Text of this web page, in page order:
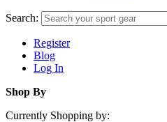
Search:
Register
Blog
Log In
Shop By
Currently Shopping by: